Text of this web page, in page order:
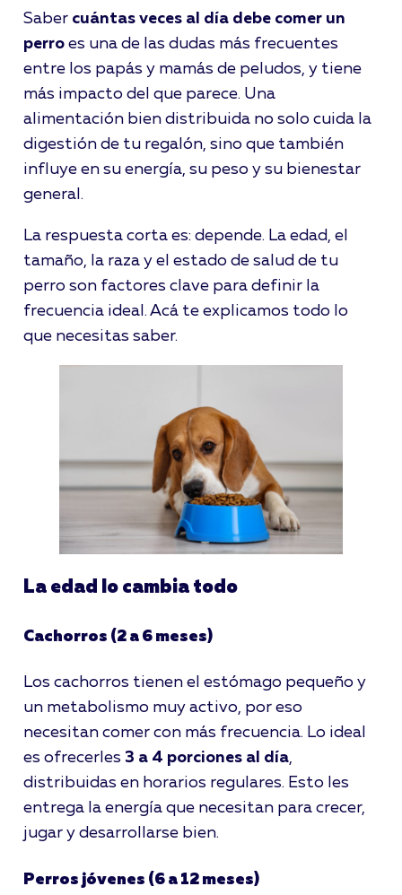
general. […]
Saber cuántas veces al día debe comer un
perro es una de las dudas más frecuentes
entre los papás y mamás de peludos, y tiene
más impacto del que parece. Una
alimentación bien distribuida no solo cuida la
digestión de tu regalón, sino que también
influye en su energía, su peso y su bienestar
general.
La respuesta corta es: depende. La edad, el
tamaño, la raza y el estado de salud de tu
perro son factores clave para definir la
frecuencia ideal. Acá te explicamos todo lo
que necesitas saber.
La edad lo cambia todo
Cachorros (2 a 6 meses)
Los cachorros tienen el estómago pequeño y
un metabolismo muy activo, por eso
necesitan comer con más frecuencia. Lo ideal
es ofrecerles 3 a 4 porciones al día,
distribuidas en horarios regulares. Esto les
entrega la energía que necesitan para crecer,
jugar y desarrollarse bien.
Perros jóvenes (6 a 12 meses)